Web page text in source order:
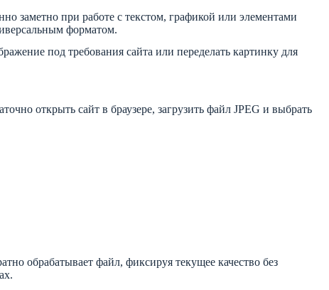
заметно при работе с текстом, графикой или элементами
форматом.
под требования сайта или переделать картинку для
открыть сайт в браузере, загрузить файл JPEG и выбрать
обрабатывает файл, фиксируя текущее качество без